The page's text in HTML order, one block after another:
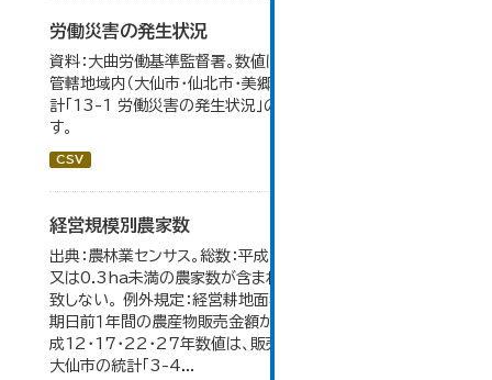
労働災害の発生状況
資料：大曲労働基準監督署。数値は大曲労働基準監督署の
管轄地域内（大仙市・仙北市・美郷町）の合計。 大仙市の統
計「13-1 労働災害の発生状況」のデータを参照していま
す。
CSV
経営規模別農家数
出典：農林業センサス。総数：平成7年までは、自給的農家数
又は0.3ha未満の農家数が含まれているため横の計と合
致しない。 例外規定：経営耕地面積が0.3ha未満で、調査
期日前１年間の農産物販売金額が50万円以上の農家。 平
成12・17・22・27年数値は、販売農家のみが調査対象。
大仙市の統計「3-4...